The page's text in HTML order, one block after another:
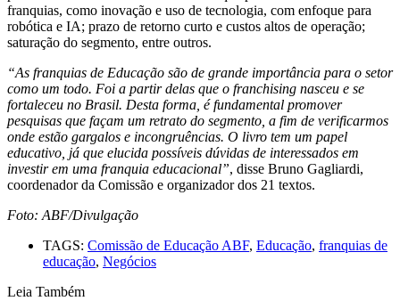
franquias, como inovação e uso de tecnologia, com enfoque para
robótica e IA; prazo de retorno curto e custos altos de operação;
saturação do segmento, entre outros.
“As franquias de Educação são de grande importância para o setor
como um todo. Foi a partir delas que o franchising nasceu e se
fortaleceu no Brasil. Desta forma, é fundamental promover
pesquisas que façam um retrato do segmento, a fim de verificarmos
onde estão gargalos e incongruências. O livro tem um papel
educativo, já que elucida possíveis dúvidas de interessados em
investir em uma franquia educacional”, disse Bruno Gagliardi,
coordenador da Comissão e organizador dos 21 textos.
Foto: ABF/Divulgação
TAGS: Comissão de Educação ABF, Educação, franquias de
educação, Negócios
Leia Também